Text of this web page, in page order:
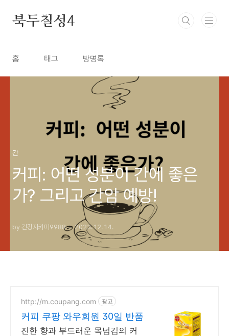
북두칠성4
홈 태그 방명록
간
커피: 어떤 성분이 간에 좋은
가? 그리고 간암 예방!
by 건강지키미9988 2023. 12. 14.
http://m.coupang.com 광고
커피 쿠팡 와우회원 30일 반품
진한 향과 부드러운 목넘김의 커